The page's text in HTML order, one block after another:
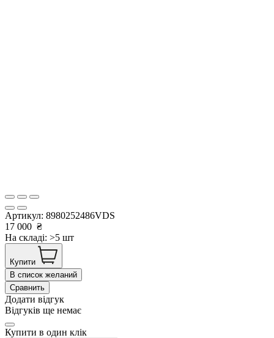
Артикул: 8980252486VDS
17 000 ₴
На складі: >5 шт
Купити
В список желаний
Сравнить
Додати відгук
Відгуків ще немає
Купити в один клік